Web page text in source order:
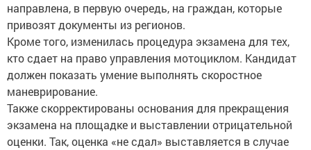
направлена, в первую очередь, на граждан, которые
привозят документы из регионов.
Кроме того, изменилась процедура экзамена для тех,
кто сдает на право управления мотоциклом. Кандидат
должен показать умение выполнять скоростное
маневрирование.
Также скорректированы основания для прекращения
экзамена на площадке и выставлении отрицательной
оценки. Так, оценка «не сдал» выставляется в случае